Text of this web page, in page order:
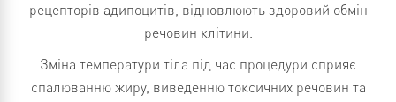
рецепторів адипоцитів, відновлюють здоровий обмін
речовин клітини.
Зміна температури тіла під час процедури сприяє
спалюванню жиру, виведенню токсичних речовин та